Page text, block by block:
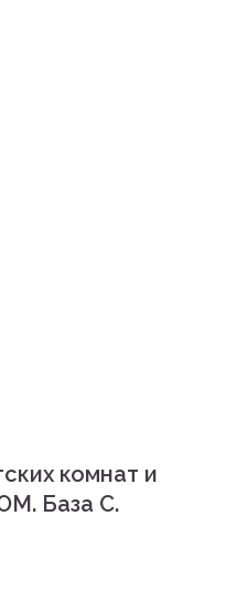
комнат и
База С.